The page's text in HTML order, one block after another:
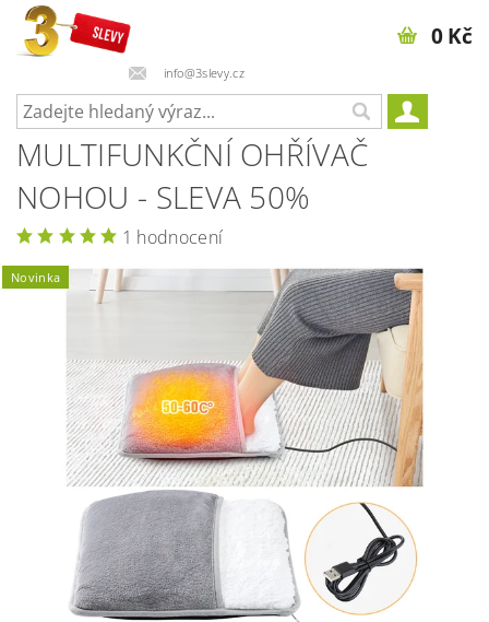
info@3slevy.cz
0 Kč
MULTIFUNKČNÍ OHŘÍVAČ
NOHOU - SLEVA 50%
1 hodnocení
Novinka